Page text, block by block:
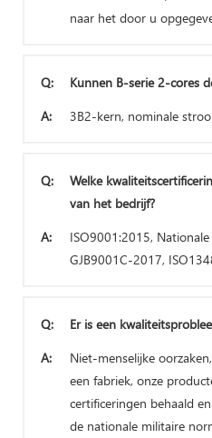
naar het door u
Q:
Kunnen B-serie 2-cores
A:
3B2-kern, nominale
Q:
Welke
van het bedrijf?
A:
ISO9001:2015,
GJB9001C-2017,
Q:
Er is een
A:
Niet-menselijke
een fabriek, onze
certificeringen behaald
de nationale militaire